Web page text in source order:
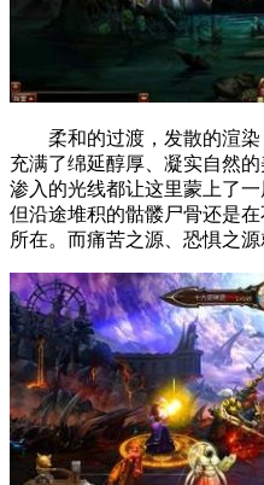
柔和的过渡，发散的渲染
充满了绵延醇厚、凝实自然
渗入的光线都让这里蒙上了
但沿途堆积的骷髅尸骨还是
所在。而痛苦之源、恐惧之